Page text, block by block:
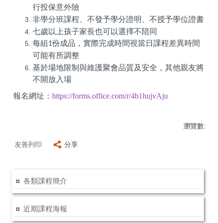
行投保意外險
非學分班課程、不發予學分證明、不授予學位證書
七歲以上孩子家長也可以選擇不陪同
每組 1份成品 ， 實際完成時間視當日課程差異時間
可能有所調整
基於場地限制與維護聚會品質及安全 ， 其他親友將
不開放入場
報名網址： https://forms.office.com/r/4b1hujvAju
瀏覽數:
友善列印 分享
各類課程簡介
近期課程海報